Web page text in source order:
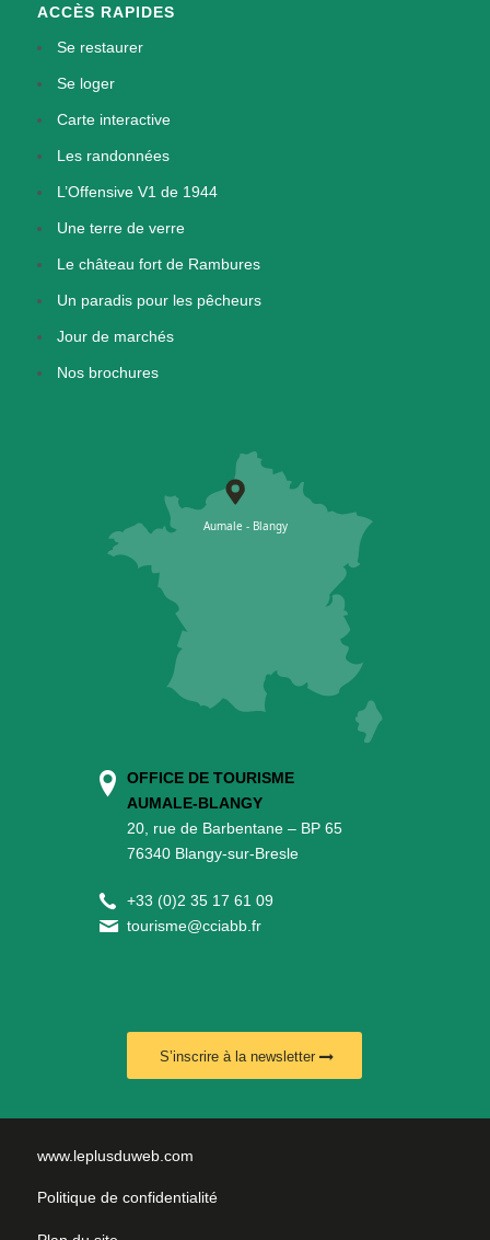
ACCÈS RAPIDES
Se restaurer
Se loger
Carte interactive
Les randonnées
L’Offensive V1 de 1944
Une terre de verre
Le château fort de Rambures
Un paradis pour les pêcheurs
Jour de marchés
Nos brochures
OFFICE DE TOURISME
AUMALE-BLANGY
20, rue de Barbentane – BP 65
76340 Blangy-sur-Bresle
+33 (0)2 35 17 61 09
tourisme@cciabb.fr
S’inscrire à la newsletter
www.leplusduweb.com
Politique de confidentialité